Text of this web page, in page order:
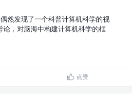
偶然发现了一个科普计算机科学的视
论，对脑海中构建计算机科学的框
点赞